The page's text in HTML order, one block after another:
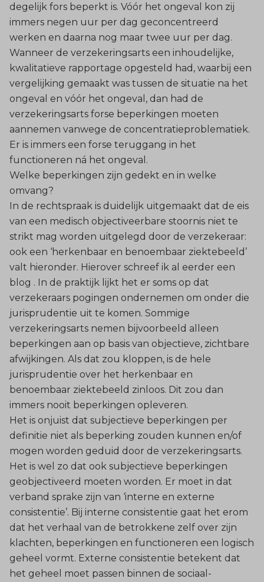
degelijk fors beperkt is. Vóór het ongeval kon zij
immers negen uur per dag geconcentreerd
werken en daarna nog maar twee uur per dag.
Wanneer de verzekeringsarts een inhoudelijke,
kwalitatieve rapportage opgesteld had, waarbij een
vergelijking gemaakt was tussen de situatie na het
ongeval en vóór het ongeval, dan had de
verzekeringsarts forse beperkingen moeten
aannemen vanwege de concentratieproblematiek.
Er is immers een forse teruggang in het
functioneren ná het ongeval.
Welke beperkingen zijn gedekt en in welke
omvang?
In de rechtspraak is duidelijk uitgemaakt dat de eis
van een medisch objectiveerbare stoornis niet te
strikt mag worden uitgelegd door de verzekeraar:
ook een ‘herkenbaar en benoembaar ziektebeeld’
valt hieronder. Hierover schreef ik al eerder een
blog . In de praktijk lijkt het er soms op dat
verzekeraars pogingen ondernemen om onder die
jurisprudentie uit te komen. Sommige
verzekeringsarts nemen bijvoorbeeld alleen
beperkingen aan op basis van objectieve, zichtbare
afwijkingen. Als dat zou kloppen, is de hele
jurisprudentie over het herkenbaar en
benoembaar ziektebeeld zinloos. Dit zou dan
immers nooit beperkingen opleveren.
Het is onjuist dat subjectieve beperkingen per
definitie niet als beperking zouden kunnen en/of
mogen worden geduid door de verzekeringsarts.
Het is wel zo dat ook subjectieve beperkingen
geobjectiveerd moeten worden. Er moet in dat
verband sprake zijn van ‘interne en externe
consistentie’. Bij interne consistentie gaat het erom
dat het verhaal van de betrokkene zelf over zijn
klachten, beperkingen en functioneren een logisch
geheel vormt. Externe consistentie betekent dat
het geheel moet passen binnen de sociaal-